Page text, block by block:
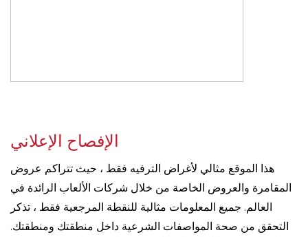
الإفصاح الإعلاني
هذا الموقع مثالي لأغراض الترفيه فقط ، حيث تتراكم عروض
المقامرة والعروض الخاصة من خلال شركات الألعاب الرائدة في
العالم. جميع المعلومات مثالية للنقطة المرجعية فقط ، تذكر
التحقق من صحة المواصفات الشرعية داخل منطقتك ومنطقتك.